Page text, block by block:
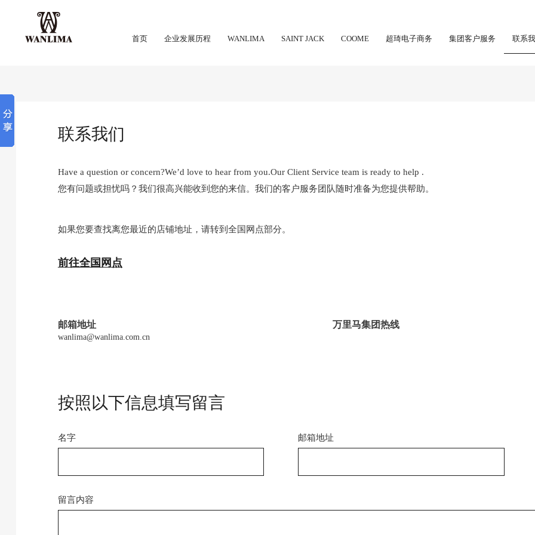
首页 企业发展历程 WANLIMA SAINT JACK COOME 超琦电子商务 集团客户服务 联系
联系我们
Have a question or concern?We’d love to hear from you.Our Client Service team is ready to help .
您有问题或担忧吗？我们很高兴能收到您的来信。我们的客户服务团队随时准备为您提供帮助。
如果您要查找离您最近的店铺地址，请转到全国网点部分。
前往全国网点
邮箱地址
wanlima@wanlima.com.cn
万里马集团热线
按照以下信息填写留言
名字 邮箱地址
留言内容